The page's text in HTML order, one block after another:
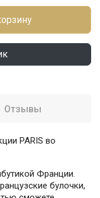
Отзывы
PARIS во
Франции.
булочки,